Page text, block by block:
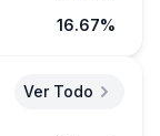
16.67%
Ver Todo